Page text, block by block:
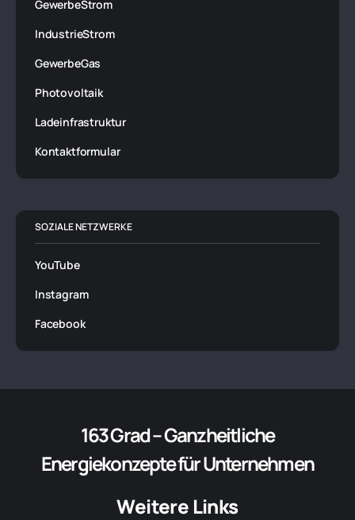
GewerbeStrom
IndustrieStrom
GewerbeGas
Photovoltaik
Ladeinfrastruktur
Kontaktformular
SOZIALE NETZWERKE
YouTube
Instagram
Facebook
163 Grad – Ganzheitliche
Energiekonzepte für Unternehmen
Weitere Links